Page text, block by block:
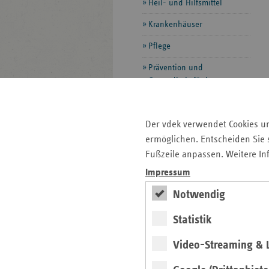
Der vdek verwendet Cookies
ermöglichen. Entscheiden
Fußzeile anpassen. Weitere
Impressum
Notwendig
Statistik
Video-Streaming &
Heil- und Hilfsmittel
Krankenhäuser
Pflege
Prävention und
Gesundheitsförderung
Pauschalförderung
Projektförderung
Krankentransport
Besondere Versorgung
Vorsorge und Rehabilitation
Zahnärzte
Download-Center